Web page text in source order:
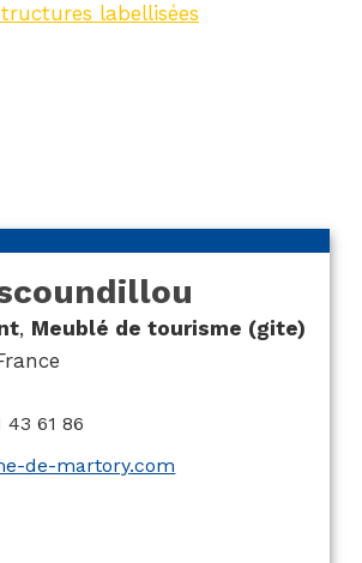
labellisées
, Meublé de tourisme (gite)
43 61 86
de-martory.com